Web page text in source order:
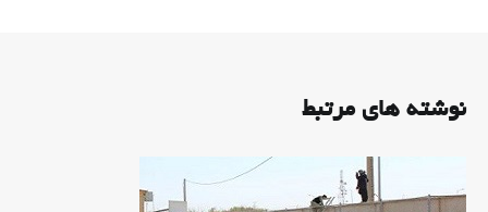
نوشته های مرتبط